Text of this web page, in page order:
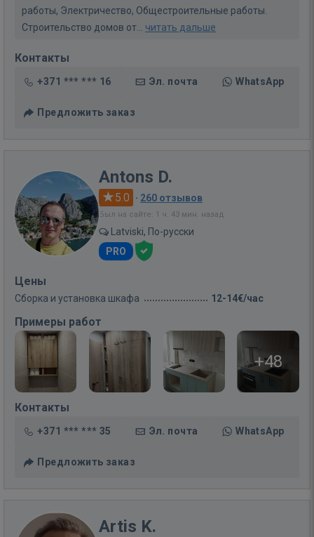
работы, Электричество, Общестроительные работы.
Строительство домов от... читать дальше
Контакты
+371 *** *** 16 Эл. почта WhatsApp
Предложить заказ
Antons D.
5.0 · 260 отзывов
Был на сайте: 1 ч. 43 мин. назад
Latviski, По-русски
PRO
Цены
Сборка и установка шкафа 12-14€/час
Примеры работ
+48
Контакты
+371 *** *** 35 Эл. почта WhatsApp
Предложить заказ
Artis K.